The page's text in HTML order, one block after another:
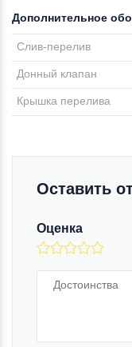
Дополнительное
Слив-перелив
Донный клапан
Крышка перелива
Оставить
Оценка